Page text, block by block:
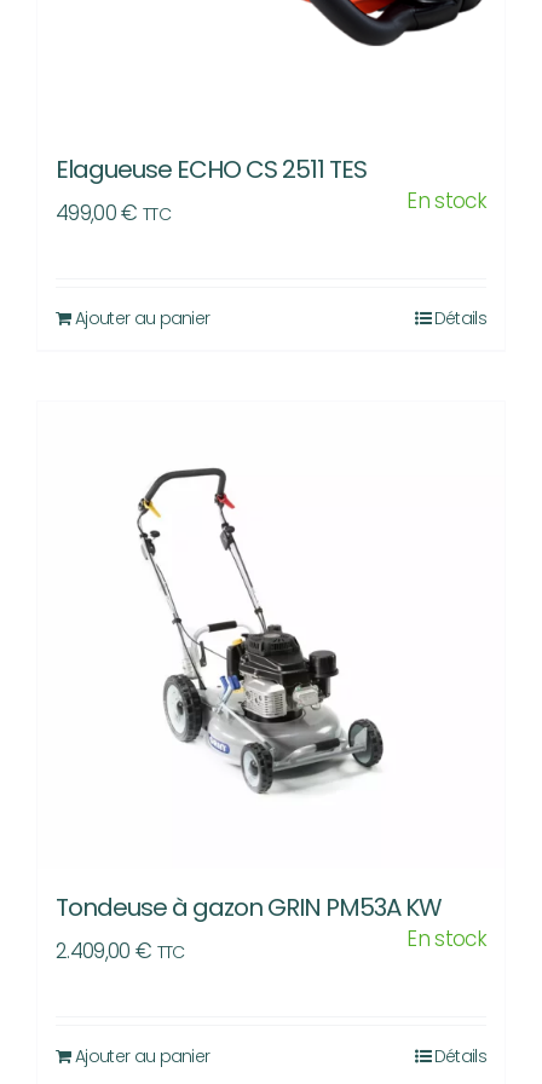
Elagueuse ECHO CS 2511 TES
499,00€ TTC En stock
Ajouter au panier Détails
Tondeuse à gazon GRIN PM53A KW
2.409,00 € TTC En stock
Ajouter au panier Détails